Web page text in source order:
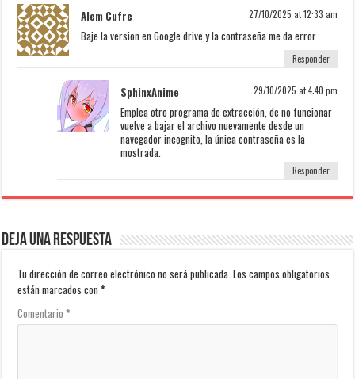
Alem Cufre 27/10/2025 at 12:33 am
Baje la version en Google drive y la contraseña me da error
Responder
SphinxAnime 29/10/2025 at 4:40 pm
Emplea otro programa de extracción, de no funcionar
vuelve a bajar el archivo nuevamente desde un
navegador incognito, la única contraseña es la
mostrada.
Responder
Deja una respuesta
Tu dirección de correo electrónico no será publicada. Los campos obligatorios
están marcados con*
Comentario*